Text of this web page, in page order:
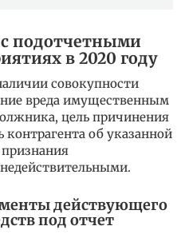
с подотчетными
в 2020 году
совокупности
вреда имущественным
цель причинения
контрагента об указанной
действующего
под отчет